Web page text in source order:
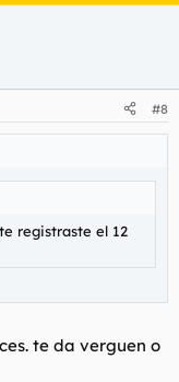
#8
registraste el 12
te da verguen o